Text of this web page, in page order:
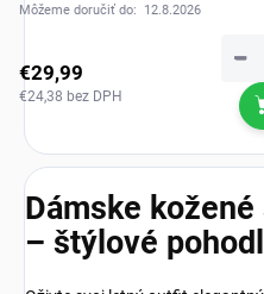
Môžeme doručiť do: 12.8.2026
€29,99
€24,38 bez DPH
−
Dámske
– štýlové